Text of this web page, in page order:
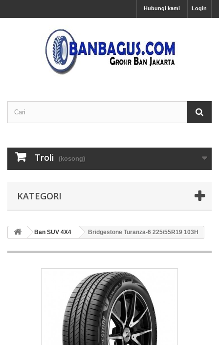
Login
Hubungi kami
Troli (kosong)
KATEGORI
Ban SUV 4X4 Bridgestone Turanza-6 225/55R19 103H